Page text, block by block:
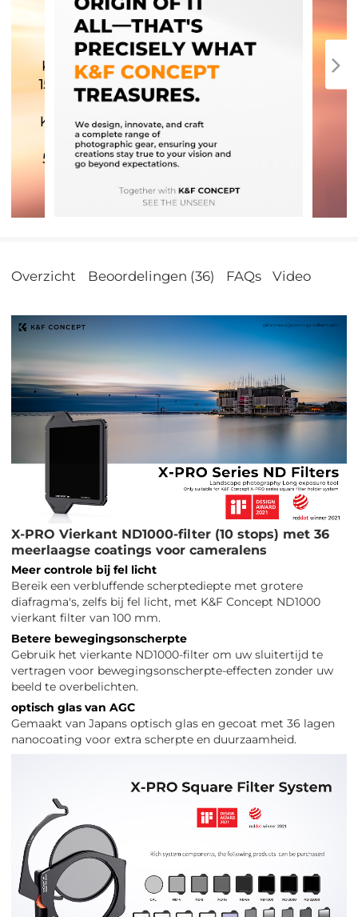
Overzicht Beoordelingen (36) FAQs Video
X-PRO Vierkant ND1000-filter (10 stops) met 36
meerlaagse coatings voor cameralens
Meer controle bij fel licht
Bereik een verbluffende scherptediepte met grotere
diafragma's, zelfs bij fel licht, met K&F Concept ND1000
vierkant filter van 100 mm.
Betere bewegingsonscherpte
Gebruik het vierkante ND1000-filter om uw sluitertijd te
vertragen voor bewegingsonscherpte-effecten zonder uw
beeld te overbelichten.
optisch glas van AGC
Gemaakt van Japans optisch glas en gecoat met 36 lagen
nanocoating voor extra scherpte en duurzaamheid.